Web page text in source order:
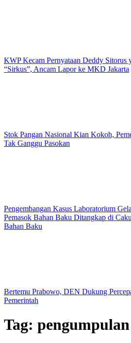
KWP Kecam Pernyataan Deddy Sitorus
“Sirkus”, Ancam Lapor ke MKD Jakarta
Stok Pangan Nasional Kian Kokoh,
Tak Ganggu Pasokan
Pengembangan Kasus Laboratorium
Pemasok Bahan Baku Ditangkap di
Bahan Baku
Bertemu Prabowo, DEN Dukung
Pemerintah
Tag: